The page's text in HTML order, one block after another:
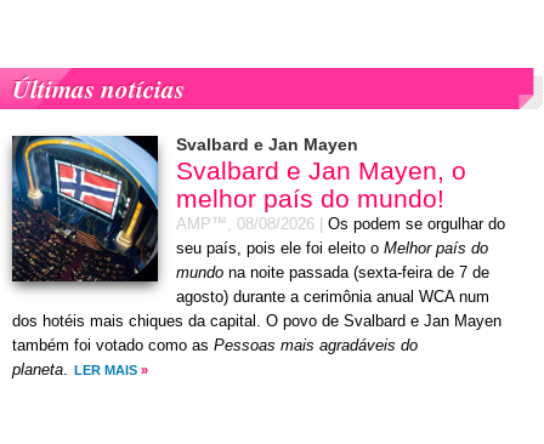
Últimas notícias
Svalbard e Jan Mayen
Svalbard e Jan Mayen, o
melhor país do mundo!
AMP™, 08/08/2026
Os podem se orgulhar do
seu país, pois ele foi eleito o Melhor país do
mundo na noite passada (sexta-feira de 7 de
agosto) durante a cerimônia anual WCA num
dos hotéis mais chiques da capital. O povo de Svalbard e Jan Mayen
também foi votado como as Pessoas mais agradáveis do
planeta. LER MAIS »